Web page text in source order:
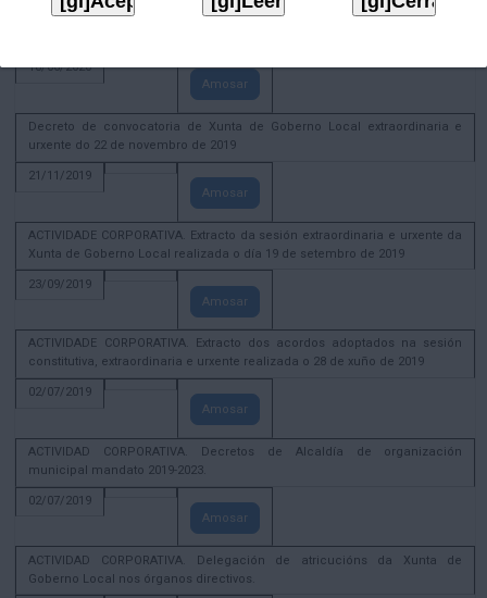
ACTIVIDADE CORPORATIVA. Extracto da Xunta de Goberno Local de 17 de
18/06/2020
Amosar
Decreto de convocatoria de Xunta de Goberno Local extraordinaria e
urxente do 22 de novembro de 2019
21/11/2019
Amosar
ACTIVIDADE CORPORATIVA. Extracto da sesión extraordinaria e urxente da
Xunta de Goberno Local realizada o día 19 de setembro de 2019
23/09/2019
Amosar
ACTIVIDADE CORPORATIVA. Extracto dos acordos adoptados na sesión
constitutiva, extraordinaria e urxente realizada o 28 de xuño de 2019
02/07/2019
Amosar
ACTIVIDAD CORPORATIVA. Decretos de Alcaldía de organización
municipal mandato 2019-2023.
02/07/2019
Amosar
ACTIVIDAD CORPORATIVA. Delegación de atricucións da Xunta de
Goberno Local nos órganos directivos.